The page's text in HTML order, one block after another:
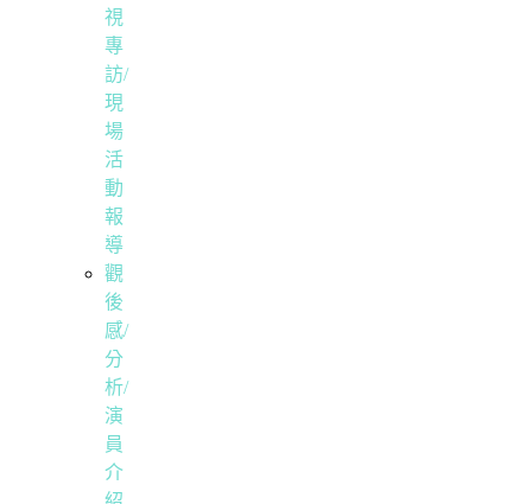
視
專
訪/
現
場
活
動
報
導
觀
後
感/
分
析/
演
員
介